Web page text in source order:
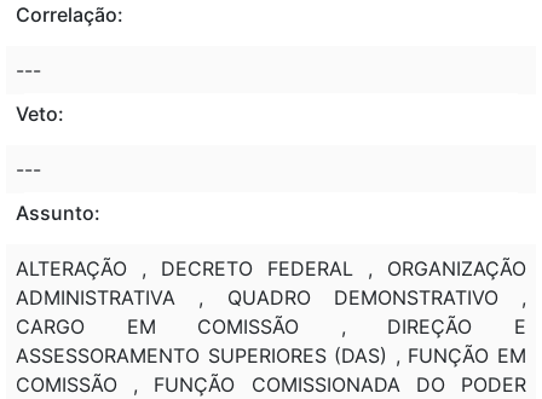
Correlação:
---
Veto:
---
Assunto:
ALTERAÇÃO , DECRETO FEDERAL , ORGANIZAÇÃO
ADMINISTRATIVA , QUADRO DEMONSTRATIVO ,
CARGO EM COMISSÃO , DIREÇÃO E
ASSESSORAMENTO SUPERIORES (DAS) , FUNÇÃO EM
COMISSÃO , FUNÇÃO COMISSIONADA DO PODER